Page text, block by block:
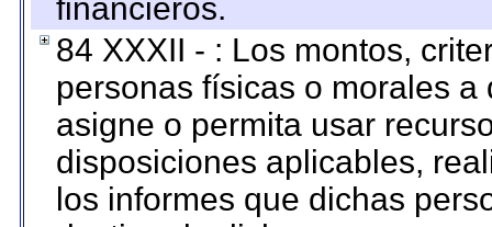
financieros.
84 XXXII - : Los montos,
personas físicas o morales
asigne o permita usar
disposiciones aplicables,
los informes que dichas